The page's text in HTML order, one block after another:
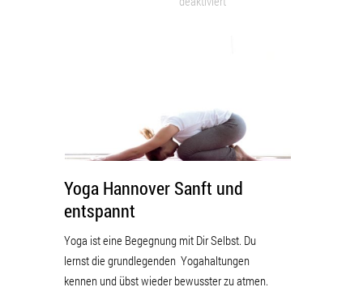
Yoga Hannover Sanft und
entspannt
Yoga ist eine Begegnung mit Dir Selbst. Du
lernst die grundlegenden Yogahaltungen
kennen und übst wieder bewusster zu atmen.